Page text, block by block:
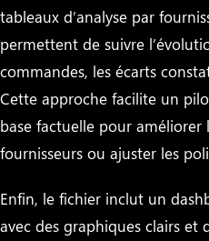
tableaux d’analyse par
permettent de suivre
commandes, les écarts
Cette approche facilite un
base factuelle pour améliorer
fournisseurs ou ajuster les
Enfin, le fichier inclut un
avec des graphiques clairs et